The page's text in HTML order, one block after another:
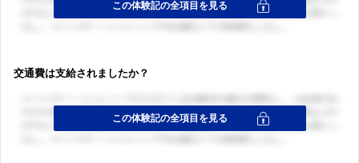
交通費は支給されましたか？